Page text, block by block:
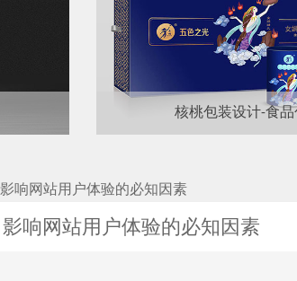
核桃包装设计-食
影响网站用户体验的必知因素
影响网站用户体验的必知因素